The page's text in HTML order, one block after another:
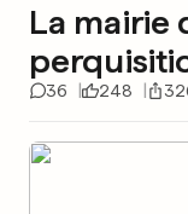
La mairie
36 248